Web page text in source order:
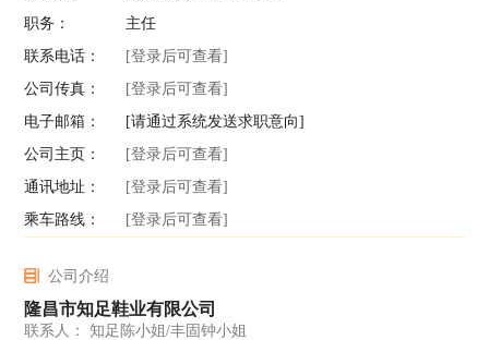
职务：
主任
联系电话：
[登录后可查看]
公司传真：
[登录后可查看]
电子邮箱：
[请通过系统发送求职意向]
公司主页：
[登录后可查看]
通讯地址：
[登录后可查看]
乘车路线：
[登录后可查看]
公司介绍
隆昌市知足鞋业有限公司
联系人： 知足陈小姐/丰固钟小姐